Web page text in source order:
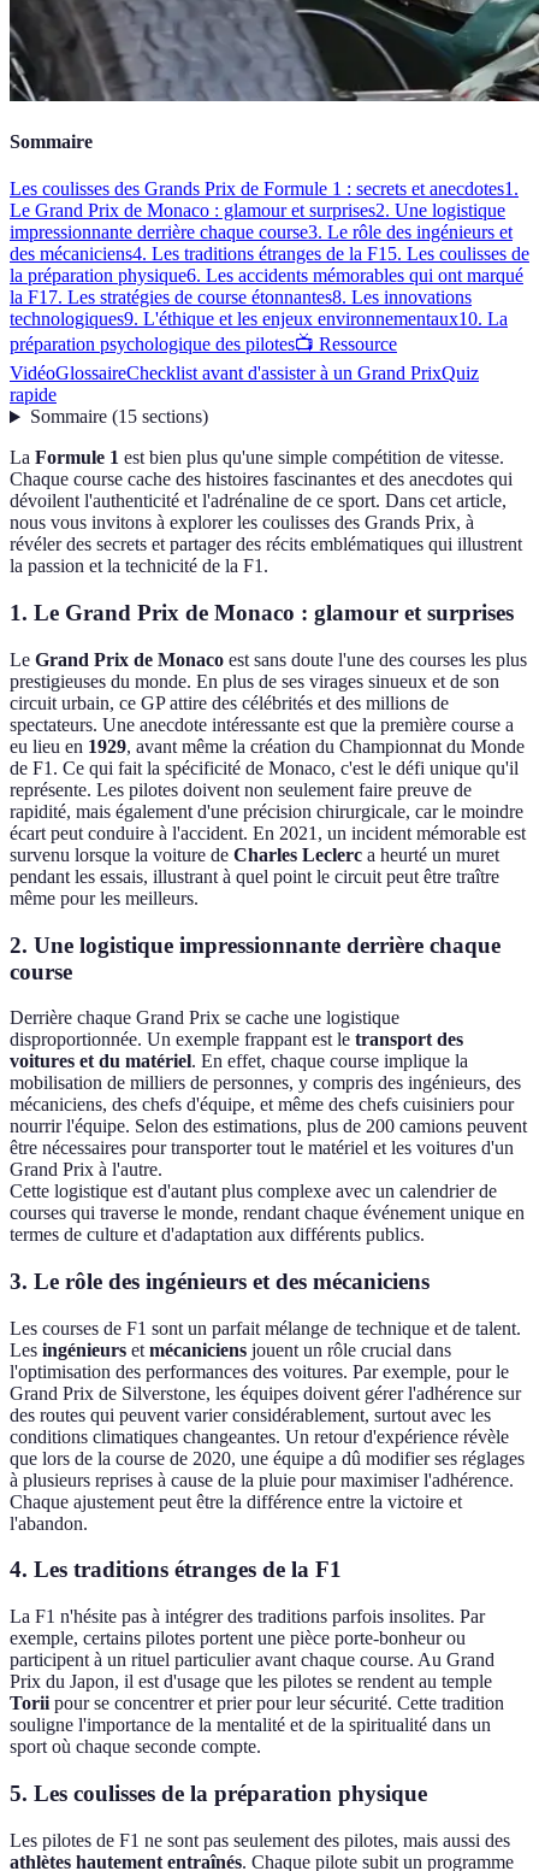
Sommaire
Les coulisses des Grands Prix de Formule 1 : secrets et anecdotes1.
Le Grand Prix de Monaco : glamour et surprises2. Une logistique
impressionnante derrière chaque course3. Le rôle des ingénieurs et
des mécaniciens4. Les traditions étranges de la F15. Les coulisses de
la préparation physique6. Les accidents mémorables qui ont marqué
la F17. Les stratégies de course étonnantes8. Les innovations
technologiques9. L'éthique et les enjeux environnementaux10. La
préparation psychologique des pilotes📺 Ressource
VidéoGlossaireChecklist avant d'assister à un Grand PrixQuiz
rapide
Sommaire(15 sections)
La Formule 1 est bien plus qu'une simple compétition de vitesse.
Chaque course cache des histoires fascinantes et des anecdotes qui
dévoilent l'authenticité et l'adrénaline de ce sport. Dans cet article,
nous vous invitons à explorer les coulisses des Grands Prix, à
révéler des secrets et partager des récits emblématiques qui illustrent
la passion et la technicité de la F1.
1. Le Grand Prix de Monaco : glamour et surprises
Le Grand Prix de Monaco est sans doute l'une des courses les plus
prestigieuses du monde. En plus de ses virages sinueux et de son
circuit urbain, ce GP attire des célébrités et des millions de
spectateurs. Une anecdote intéressante est que la première course a
eu lieu en 1929, avant même la création du Championnat du Monde
de F1. Ce qui fait la spécificité de Monaco, c'est le défi unique qu'il
représente. Les pilotes doivent non seulement faire preuve de
rapidité, mais également d'une précision chirurgicale, car le moindre
écart peut conduire à l'accident. En 2021, un incident mémorable est
survenu lorsque la voiture de Charles Leclerc a heurté un muret
pendant les essais, illustrant à quel point le circuit peut être traître
même pour les meilleurs.
2. Une logistique impressionnante derrière chaque
course
Derrière chaque Grand Prix se cache une logistique
disproportionnée. Un exemple frappant est le transport des
voitures et du matériel. En effet, chaque course implique la
mobilisation de milliers de personnes, y compris des ingénieurs, des
mécaniciens, des chefs d'équipe, et même des chefs cuisiniers pour
nourrir l'équipe. Selon des estimations, plus de 200 camions peuvent
être nécessaires pour transporter tout le matériel et les voitures d'un
Grand Prix à l'autre.
Cette logistique est d'autant plus complexe avec un calendrier de
courses qui traverse le monde, rendant chaque événement unique en
termes de culture et d'adaptation aux différents publics.
3. Le rôle des ingénieurs et des mécaniciens
Les courses de F1 sont un parfait mélange de technique et de talent.
Les ingénieurs et mécaniciens jouent un rôle crucial dans
l'optimisation des performances des voitures. Par exemple, pour le
Grand Prix de Silverstone, les équipes doivent gérer l'adhérence sur
des routes qui peuvent varier considérablement, surtout avec les
conditions climatiques changeantes. Un retour d'expérience révèle
que lors de la course de 2020, une équipe a dû modifier ses réglages
à plusieurs reprises à cause de la pluie pour maximiser l'adhérence.
Chaque ajustement peut être la différence entre la victoire et
l'abandon.
4. Les traditions étranges de la F1
La F1 n'hésite pas à intégrer des traditions parfois insolites. Par
exemple, certains pilotes portent une pièce porte-bonheur ou
participent à un rituel particulier avant chaque course. Au Grand
Prix du Japon, il est d'usage que les pilotes se rendent au temple
Torii pour se concentrer et prier pour leur sécurité. Cette tradition
souligne l'importance de la mentalité et de la spiritualité dans un
sport où chaque seconde compte.
5. Les coulisses de la préparation physique
Les pilotes de F1 ne sont pas seulement des pilotes, mais aussi des
athlètes hautement entraînés. Chaque pilote subit un programme